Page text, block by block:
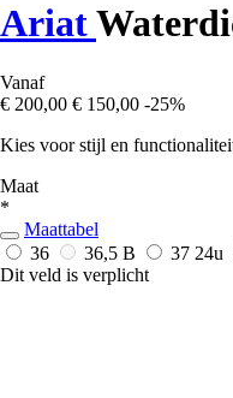
Ariat
Vanaf
€ 200,00 € 150,00 -25%
Kies voor stijl en
Maat
*
Maattabel
36
36,5 B 37 24u
Dit veld is verplicht